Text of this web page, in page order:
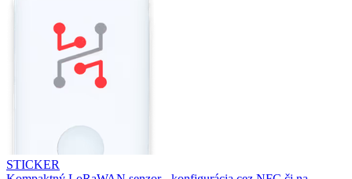
STICKER